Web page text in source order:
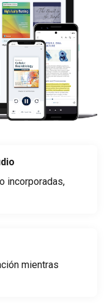
incorporadas,
mientras